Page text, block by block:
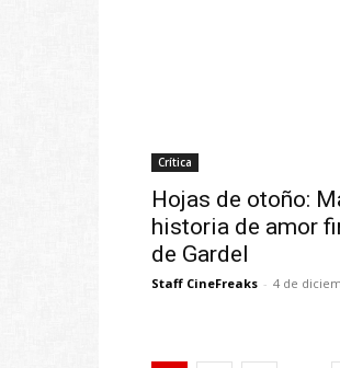
Crítica
Hojas de otoño:
historia de amor
de Gardel
Staff CineFreaks - 4 de